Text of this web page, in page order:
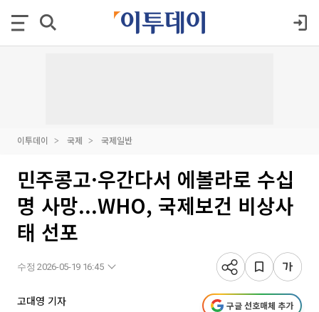
이투데이 국제 국제일반
민주콩고·우간다서 에볼라로 수십
명 사망...WHO, 국제보건 비상사
태 선포
수정 2026-05-19 16:45
고대영 기자 구글 선호매체 추가